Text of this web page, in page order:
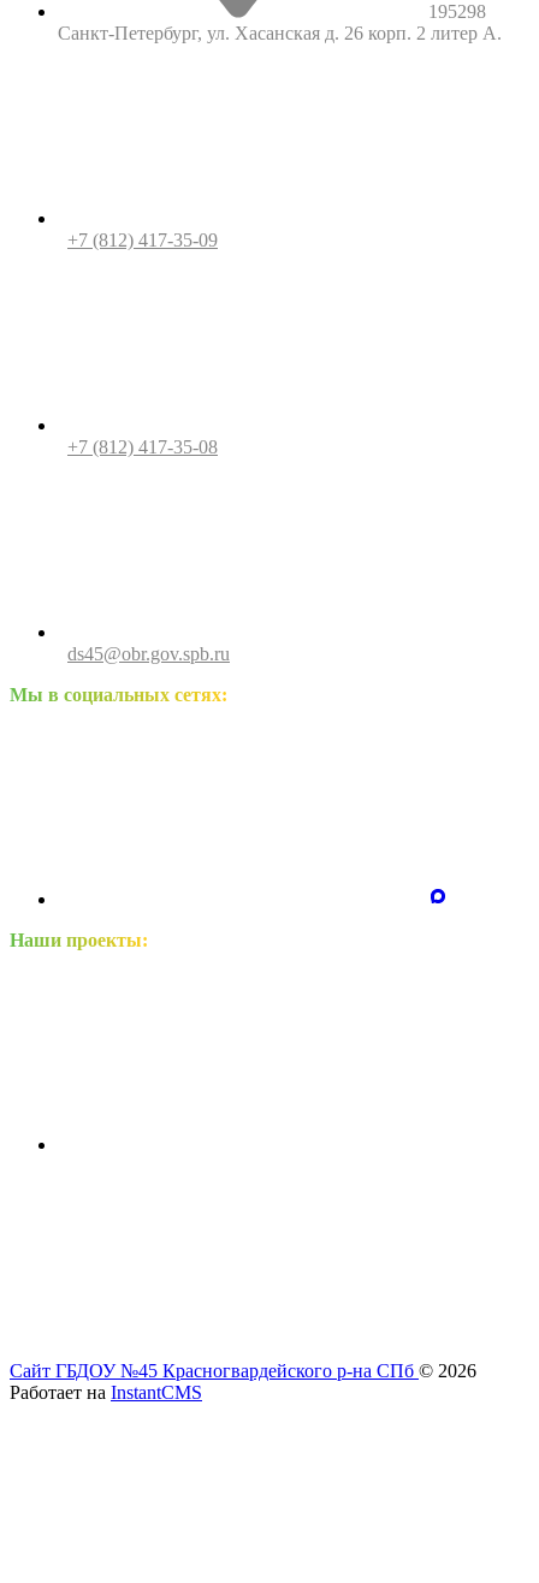
195298
Санкт-Петербург, ул. Хасанская д. 26 корп. 2 литер А.
+7 (812) 417-35-09
+7 (812) 417-35-08
ds45@obr.gov.spb.ru
Мы в социальных сетях:
Наши проекты:
Сайт ГБДОУ №45 Красногвардейского р-на СПб © 2026
Работает на InstantCMS